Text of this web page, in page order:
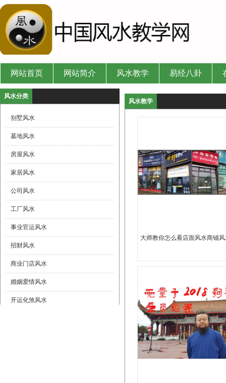
网站首页 网站简介 风水教学 易经八卦
风水分类
别墅风水
墓地风水
房屋风水
家居风水
公司风水
工厂风水
事业官运风水
招财风水
商业门店风水
婚姻爱情风水
开运化煞风水
风水教学
大师教你怎么看店面风水商铺